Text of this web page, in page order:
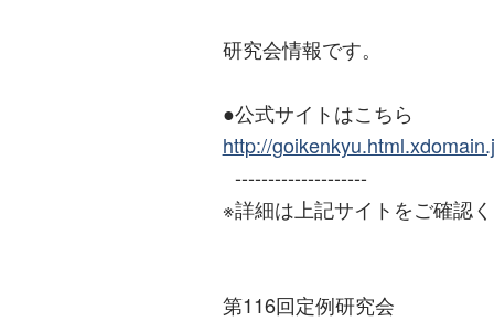
研究会情報です。
●公式サイトはこちら
http://
--------------------
※詳細は上記サイトをご確認
第116回定例研究会